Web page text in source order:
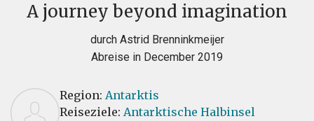
A journey beyond imagination
durch Astrid Brenninkmeijer
Abreise in December 2019
Region: Antarktis
Reiseziele: Antarktische Halbinsel